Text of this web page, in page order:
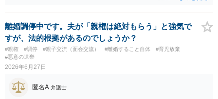
面会交流となることが期待できるかと思われます。
離婚調停中です。夫が「親権は絶対もらう」と強気で
すが、法的根拠があるのでしょうか？
#親権 #調停 #親子交流（面会交流） #離婚すること自体
#育児放棄
#悪意の遺棄
2026年6月27日
匿名A 弁護士